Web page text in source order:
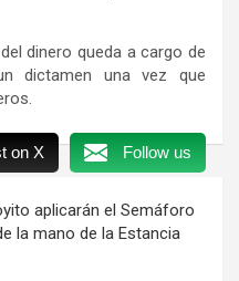
dinero queda a cargo de
dictamen una vez que
on X Follow us
aplicarán el Semáforo
la mano de la Estancia